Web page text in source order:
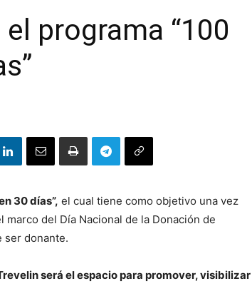
programa “100
30 días”, el cual tiene como objetivo una vez
del Día Nacional de la Donación de
ser donante.
será el espacio para promover, visibilizar